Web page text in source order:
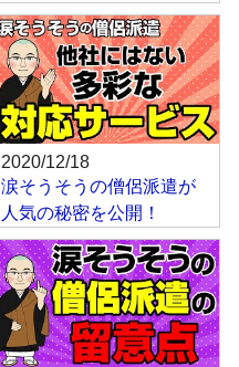
2020/12/18
涙そうそうの僧侶派遣が
人気の秘密を公開！